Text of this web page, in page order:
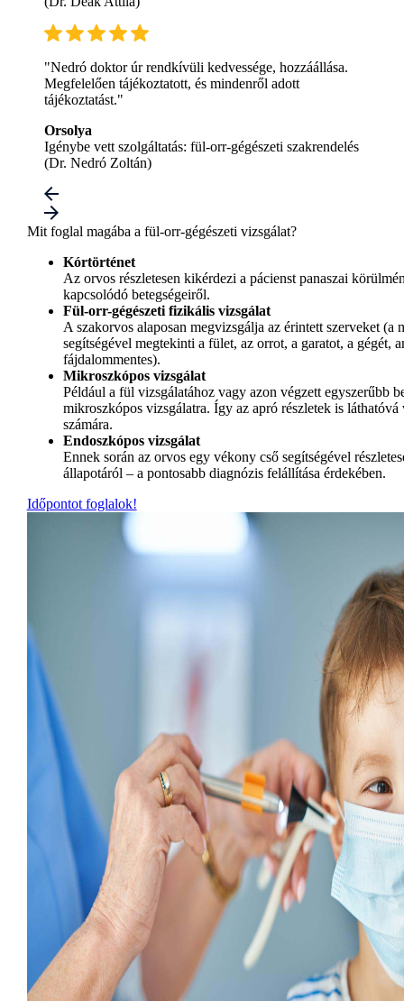
"Nedró doktor úr rendkívüli kedvessége, hozzáállása.
Megfelelően tájékoztatott, és mindenről adott
tájékoztatást."
Orsolya
Igénybe vett szolgáltatás: fül-orr-gégészeti szakrendelés
(Dr. Nedró Zoltán)
Mit foglal magába a fül-orr-gégészeti vizsgálat?
Kórtörténet
Az orvos részletesen kikérdezi a pácienst panaszai
kapcsolódó betegségeiről.
Fül-orr-gégészeti fizikális vizsgálat
A szakorvos alaposan megvizsgálja az érintett szerveket (a
segítségével megtekinti a fület, az orrot, a garatot, a gégét,
fájdalommentes).
Mikroszkópos vizsgálat
Például a fül vizsgálatához vagy azon végzett egyszerűbb
mikroszkópos vizsgálatra. Így az apró részletek is
számára.
Endoszkópos vizsgálat
Ennek során az orvos egy vékony cső segítségével
állapotáról – a pontosabb diagnózis felállítása érdekében.
Időpontot foglalok!